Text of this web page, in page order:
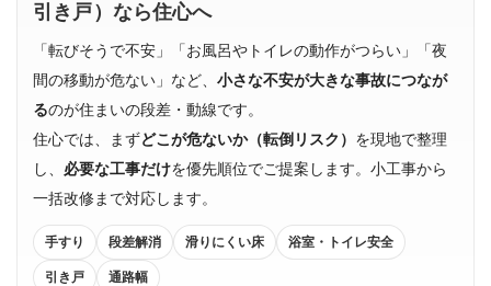
引き戸）なら住心へ
「転びそうで不安」「お風呂やトイレの動作がつらい」「夜
間の移動が危ない」など、 小さな不安が大きな事故につなが
るのが住まいの段差・動線です。
住心では、まずどこが危ないか（転倒リスク） を現地で整理
し、 必要な工事だけを優先順位でご提案します。小工事から
一括改修まで対応します。
手すり 段差解消 滑りにくい床 浴室・トイレ安全
引き戸 通路幅